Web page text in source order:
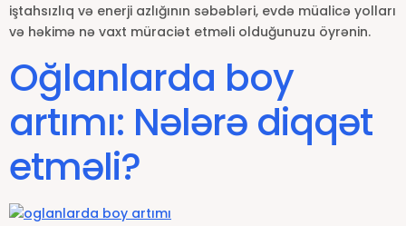
iştahsızlıq və enerji azlığının səbəbləri, evdə müalicə yolları
və həkimə nə vaxt müraciət etməli olduğunuzu öyrənin.
Oğlanlarda boy
artımı: Nələrə diqqət
etməli?